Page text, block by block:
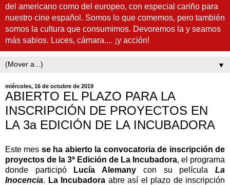
del americano como del europeo, con especial cariño para
nuestro cine español. Somos lo que comemos, pero también
somos la cultura que consumimos. Devoremos la y seamos
más sabios. Luces, cámara.... ¡y acción!
▼
miércoles, 16 de octubre de 2019
ABIERTO EL PLAZO PARA LA
INSCRIPCIÓN DE PROYECTOS EN
LA 3a EDICIÓN DE LA INCUBADORA
Este mes se ha abierto la convocatoria de inscripción de
proyectos de la 3ª Edición de La Incubadora, el programa
donde participó
Lucía Alemany con su películaLa
Inocencia. La Incubadora abre así el plazo de inscripción